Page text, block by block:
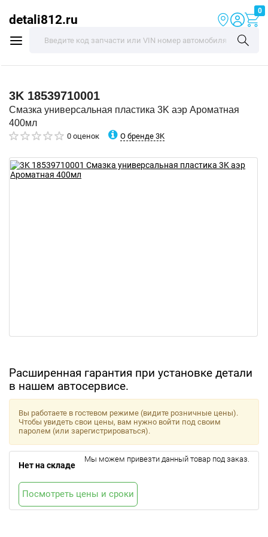
detali812.ru
0
3K 18539710001
Смазка универсальная пластика 3K аэр Ароматная
400мл
0 оценок О бренде 3K
Расширенная гарантия при установке детали
в нашем автосервисе.
Вы работаете в гостевом режиме (видите розничные цены).
Чтобы увидеть свои цены, вам нужно войти под своим
паролем (или зарегистрироваться).
Нет на складе
Мы можем привезти данный товар под заказ.
Посмотреть цены и сроки